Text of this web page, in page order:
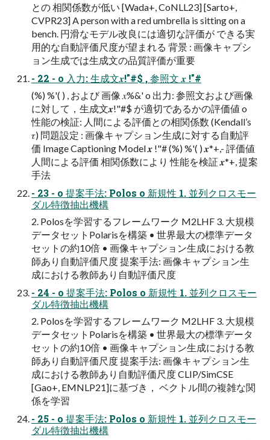
との 相関係数が低い [Wada+, CoNLL23] [Sarto+,
CVPR23] A person with a red umbrella is sitting on a
bench. 円滑なモデル改良には適切な評価が できる実
⽤的な⾃動評価尺度が望まれる 背景 : 画像キャプシ
ョン⽣成では⽣成⽂の品質評価が重要
- 22 - o ⼊⼒: ⽣成⽂𝒙!"#$ , 参照⽂ 𝒙 !"#
(%) %'( ) , および 画像 𝑥%&' o 出⼒: 参照⽂および画像
に対して，⽣成⽂𝒙!"#$ が適切であるかの評価値 o
性能の検証: ⼈間による評価との相関係数 (Kendall’s
𝜏) 問題設定 : 画像キャプション⽣成に対する⾃動評
価 Image Captioning Model 𝒙 !"# (%) %'( ) 𝒙*+,- 評価値
⼈間による評価 相関係数により 性能を検証 𝒙*+, 提案
⼿法
- 23 - o 提案⼿法: Polos o 新規性 1. 並列クロスモー
ダル特徴抽出機構
2. Polosを学習するフレームワーク M2LHF 3. ⼤規模
データセットPolarisを構築 • 世界最⼤の標準データ
セットの約10倍 • 画像キャプション⽣成における教
師あり⾃動評価尺度 提案⼿法: 画像キャプション⽣
成における教師あり⾃動評価尺度
- 24 - o 提案⼿法: Polos o 新規性 1. 並列クロスモー
ダル特徴抽出機構
2. Polosを学習するフレームワーク M2LHF 3. ⼤規模
データセットPolarisを構築 • 世界最⼤の標準データ
セットの約10倍 • 画像キャプション⽣成における教
師あり⾃動評価尺度 提案⼿法: 画像キャプション⽣
成における教師あり⾃動評価尺度 CLIP/SimCSE
[Gao+, EMNLP21]に基づき， ベクトル間の複雑な関
係を学習
- 25 - o 提案⼿法: Polos o 新規性 1. 並列クロスモー
ダル特徴抽出機構